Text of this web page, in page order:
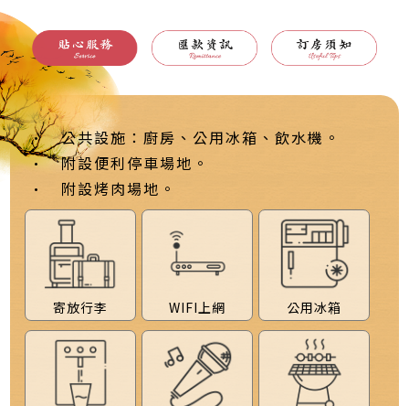
•公共設施：廚房、公用冰箱、飲水機。
•附設便利停車場地。
• 附設烤肉場地。
寄放行李 WIFI上網 公用冰箱